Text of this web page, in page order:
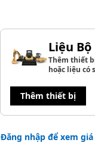
Liệu
Thêm thiết
hoặc liệu có
Thêm thiết bị
Đăng nhập để xem